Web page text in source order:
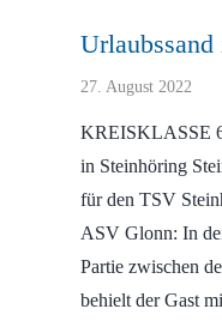
27. August 2022
KREISKLASSE
in Steinhöring
für den TSV
ASV Glonn: In
Partie zwischen
behielt der Gast